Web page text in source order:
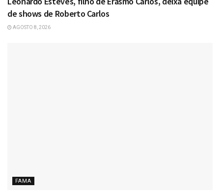
de shows de Roberto Carlos
AGOSTO 8, 2026
FAMA